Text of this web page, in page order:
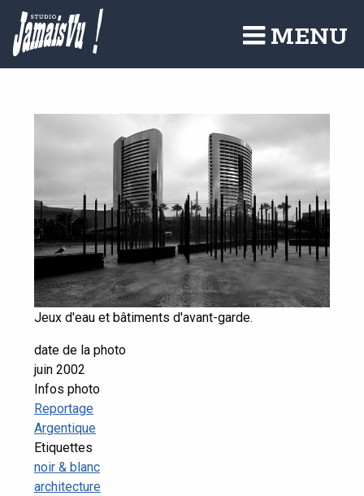
Aller
contenu
principal
MENU
Jeux d'eau et bâtiments d'avant-garde.
date de la photo
juin 2002
Infos photo
Reportage
Argentique
Etiquettes
noir & blanc
architecture